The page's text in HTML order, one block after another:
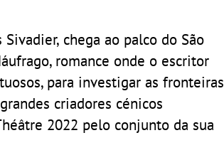
chega ao palco do São
romance onde o escritor
para investigar as fronteiras
criadores cénicos
2022 pelo conjunto da sua